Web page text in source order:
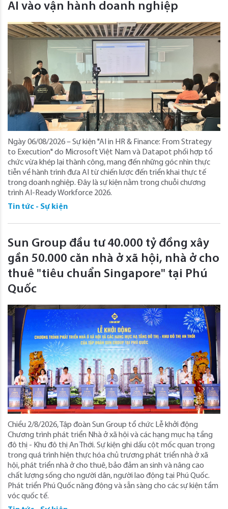
AI vào vận hành doanh nghiệp
Ngày 06/08/2026 – Sự kiện "AI in HR & Finance: From Strategy
to Execution" do Microsoft Việt Nam và Datapot phối hợp tổ
chức vừa khép lại thành công, mang đến những góc nhìn thực
tiễn về hành trình đưa AI từ chiến lược đến triển khai thực tế
trong doanh nghiệp. Đây là sự kiện nằm trong chuỗi chương
trình AI-Ready Workforce 2026.
Tin tức - Sự kiện
Sun Group đầu tư 40.000 tỷ đồng xây
gần 50.000 căn nhà ở xã hội, nhà ở cho
thuê "tiêu chuẩn Singapore" tại Phú
Quốc
Chiều 2/8/2026, Tập đoàn Sun Group tổ chức Lễ khởi động
Chương trình phát triển Nhà ở xã hội và các hạng mục hạ tầng
đô thị - Khu đô thị An Thới. Sự kiện ghi dấu cột mốc quan trọng
trong quá trình hiện thực hóa chủ trương phát triển nhà ở xã
hội, phát triển nhà ở cho thuê, bảo đảm an sinh và nâng cao
chất lượng sống cho người dân, người lao động tại Phú Quốc.
Phát triển Phú Quốc năng động và sẵn sàng cho các sự kiện tầm
vóc quốc tế.